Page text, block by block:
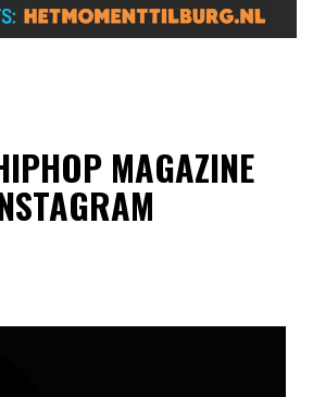
MAGAZINE